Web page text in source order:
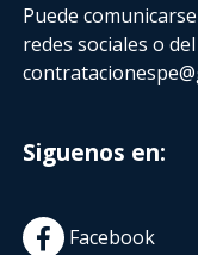
Puede
redes sociales o
Siguenos en:
Facebook